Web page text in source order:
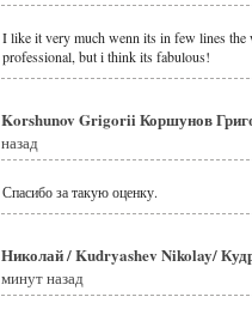
I like it very much wenn its in few lines the
professional, but i think its fabulous!
Korshunov Grigorii Коршунов
назад
Спасибо за такую оценку.
Николай / Kudryashev Nikolay/
минут назад